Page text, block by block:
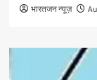
भारतजन न्यूज़